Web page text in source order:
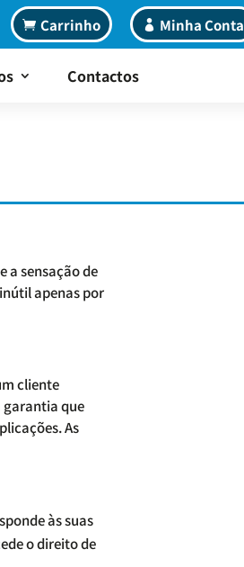
Carrinho Minha Conta
Contactos
a sensação de
apenas por
cliente
garantia que
As
às suas
o direito de